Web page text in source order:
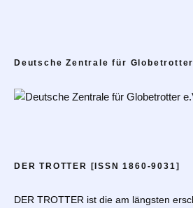
Deutsche Zentrale für
DER TROTTER [ISSN 1860-9031]
DER TROTTER ist die am längsten